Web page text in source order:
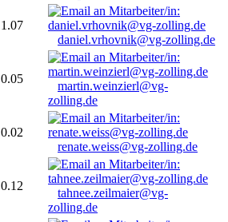
1.07
daniel.vrhovnik@vg-zolling.de
0.05
martin.weinzierl@vg-
zolling.de
0.02
renate.weiss@vg-zolling.de
0.12
tahnee.zeilmaier@vg-
zolling.de